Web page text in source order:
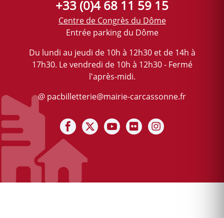
+33 (0)4 68 11 59 15
Centre de Congrès du Dôme
Entrée parking du Dôme
Du lundi au jeudi de 10h à 12h30 et de 14h à
17h30. Le vendredi de 10h à 12h30 - Fermé
l'après-midi.
@ pacbilletterie@mairie-carcassonne.fr
Notre Facebook
Notre X (ex-twitter)
Notre chaine Youtube
Notre photothèque